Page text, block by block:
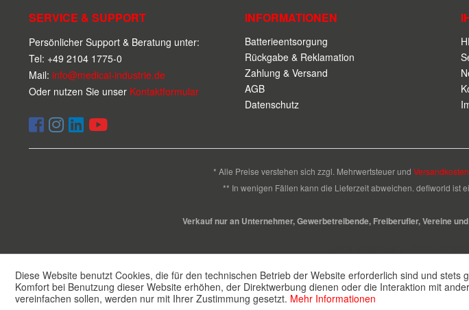
SERVICE & SUPPORT
Persönlicher Support & Beratung unter:
Tel: +49 2104 1775-0
Mail: info@medical-industrie.de
Oder nutzen Sie unser Kontaktformular
INFORMATIONEN
Batterieentsorgung
Rückgabe & Reklamation
Zahlung & Versand
AGB
Datenschutz
* Alle Preise verstehen sich zzgl. Mehrwertsteuer und Versandkosten
** In wenigen Fällen kann die Lieferzeit abweichen. defiworld ist
Verkauf nur an Unternehmer, Gewerbetreibende, Freiberufler, Vereine
Diese Website benutzt Cookies, die für den technischen Betrieb der Website erforderlich sind und stets
Komfort bei Benutzung dieser Website erhöhen, der Direktwerbung dienen oder die Interaktion mit
vereinfachen sollen, werden nur mit Ihrer Zustimmung gesetzt. Mehr Informationen